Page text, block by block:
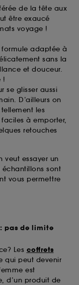
de la tête aux
être exaucé
voyage !
adaptée à
sans la
et douceur.
!
se glisser aussi
D’ailleurs on
les
à emporter,
retouches
veut essayer un
échantillons sont
vous permettre
pas de limite
Les coffrets
qui peut devenir
est
d’un produit de